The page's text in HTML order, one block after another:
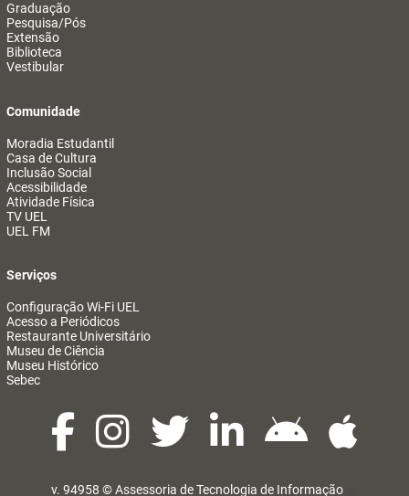
Graduação
Pesquisa/Pós
Extensão
Biblioteca
Vestibular
Comunidade
Moradia Estudantil
Casa de Cultura
Inclusão Social
Acessibilidade
Atividade Física
TV UEL
UEL FM
Serviços
Configuração Wi-Fi UEL
Acesso a Periódicos
Restaurante Universitário
Museu de Ciência
Museu Histórico
Sebec
v. 94958 ©Assessoria de Tecnologia de Informação